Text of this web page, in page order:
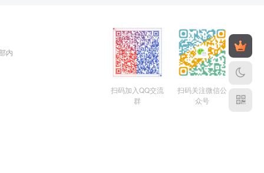
内
扫码加入QQ交流
群
扫码关注微信公
众号